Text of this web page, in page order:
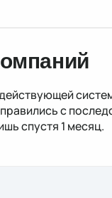
с
спустя 1 месяц.